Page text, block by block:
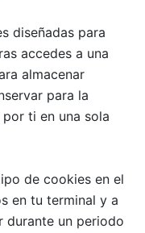
diseñadas para
accedes a una
almacenar
para la
ti en una sola
de cookies en el
en tu terminal y a
durante un periodo